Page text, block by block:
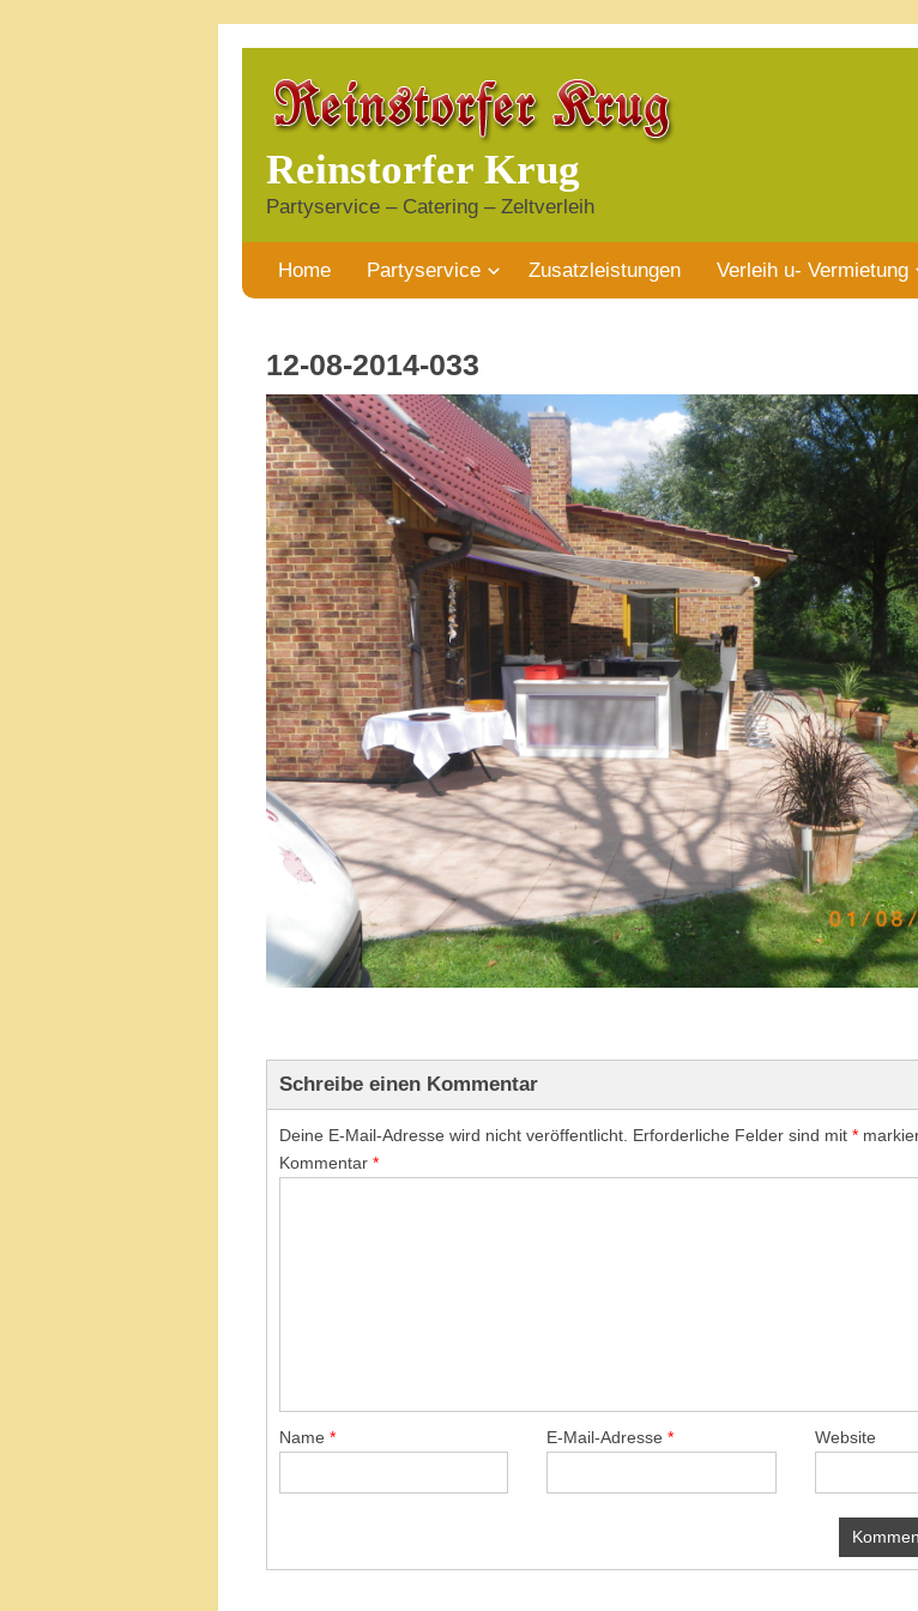
Reinstorfer Krug
Partyservice – Catering – Zeltverleih
Home Partyservice Zusatzleistungen Verleih u- Vermietung
12-08-2014-033
Schreibe einen Kommentar
Deine E-Mail-Adresse wird nicht veröffentlicht. Erforderliche Felder sind mit *
Kommentar *
Name * E-Mail-Adresse* Website